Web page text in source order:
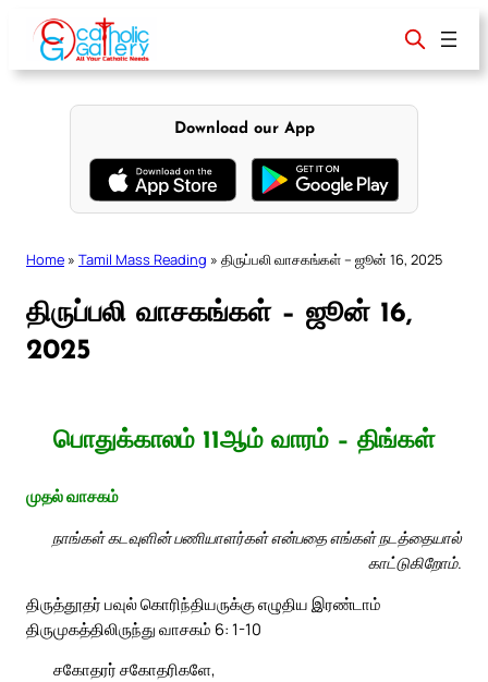
content
Download our App
Home » Tamil Mass Reading » திருப்பலி வாசகங்கள் – ஜூன் 16, 2025
திருப்பலி வாசகங்கள் – ஜூன் 16,
2025
பொதுக்காலம் 11ஆம் வாரம் – திங்கள்
முதல் வாசகம்
நாங்கள் கடவுளின் பணியாளர்கள் என்பதை எங்கள் நடத்தையால்
காட்டுகிறோம்.
திருத்தூதர் பவுல் கொரிந்தியருக்கு எழுதிய இரண்டாம்
திருமுகத்திலிருந்து வாசகம் 6: 1-10
சகோதரர் சகோதரிகளே,